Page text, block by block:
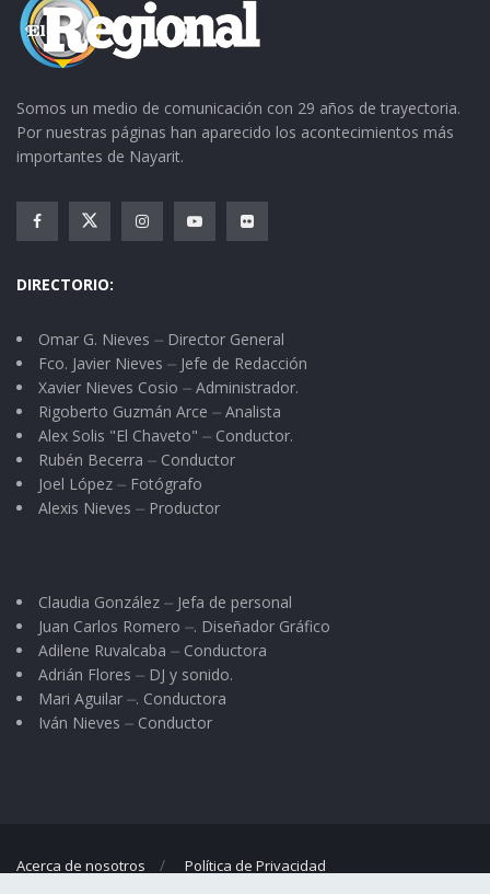
Somos un medio de comunicación con 29 años de trayectoria.
Por nuestras páginas han aparecido los acontecimientos más
importantes de Nayarit.
DIRECTORIO:
Omar G. Nieves ⏤ Director General
Fco. Javier Nieves ⏤ Jefe de Redacción
Xavier Nieves Cosio ⏤ Administrador.
Rigoberto Guzmán Arce ⏤ Analista
Alex Solis "El Chaveto" ⏤ Conductor.
Rubén Becerra ⏤ Conductor
Joel López ⏤ Fotógrafo
Alexis Nieves ⏤ Productor
Claudia González ⏤ Jefa de personal
Juan Carlos Romero ⏤. Diseñador Gráfico
Adilene Ruvalcaba ⏤ Conductora
Adrián Flores ⏤ DJ y sonido.
Mari Aguilar ⏤. Conductora
Iván Nieves ⏤ Conductor
Acerca de nosotros Política de Privacidad